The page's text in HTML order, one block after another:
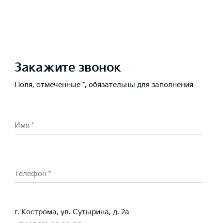
Закажите звонок
Поля, отмеченные *, обязательны для заполнения
Имя *
Телефон *
г. Кострома, ул. Сутырина, д. 2а